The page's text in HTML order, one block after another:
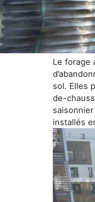
Le forage
sol. Elles
de-
installés